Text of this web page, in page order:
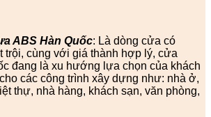
ABS Hàn Quốc: Là dòng cửa có
trội, cùng với giá thành hợp lý, cửa
đang là xu hướng lựa chọn của khách
các công trình xây dựng như: nhà ở,
thự, nhà hàng, khách sạn, văn phòng,